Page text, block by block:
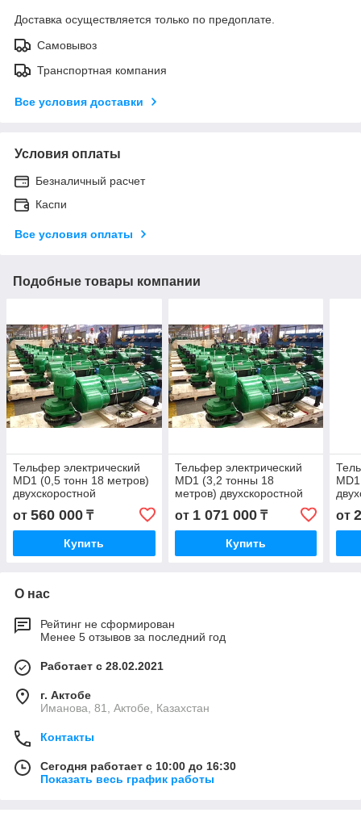
Доставка осуществляется только по предоплате.
Самовывоз
Транспортная компания
Все условия доставки
Условия оплаты
Безналичный расчет
Каспи
Все условия оплаты
Подобные товары компании
Тельфер электрический
MD1 (0,5 тонн 18 метров)
двухскоростной
от 560 000 ₸
Купить
Тельфер электрический
MD1 (3,2 тонны 18
метров) двухскоростной
от 1 071 000₸
Купить
от
О нас
Рейтинг не сформирован
Менее 5 отзывов за последний год
Работает с 28.02.2021
г. Актобе
Иманова, 81, Актобе, Казахстан
Контакты
Сегодня работает с 10:00 до 16:30
Показать весь график работы